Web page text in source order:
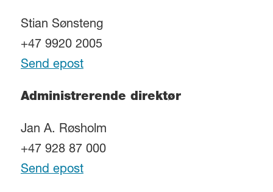
Stian Sønsteng
+47 9920 2005
Send epost
Administrerende direktør
Jan A. Røsholm
+47 928 87 000
Send epost